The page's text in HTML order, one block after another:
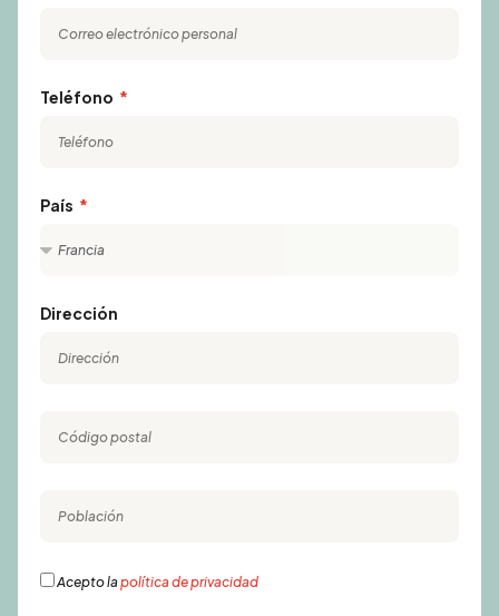
Teléfono
País
Dirección
Acepto lapolítica de privacidad